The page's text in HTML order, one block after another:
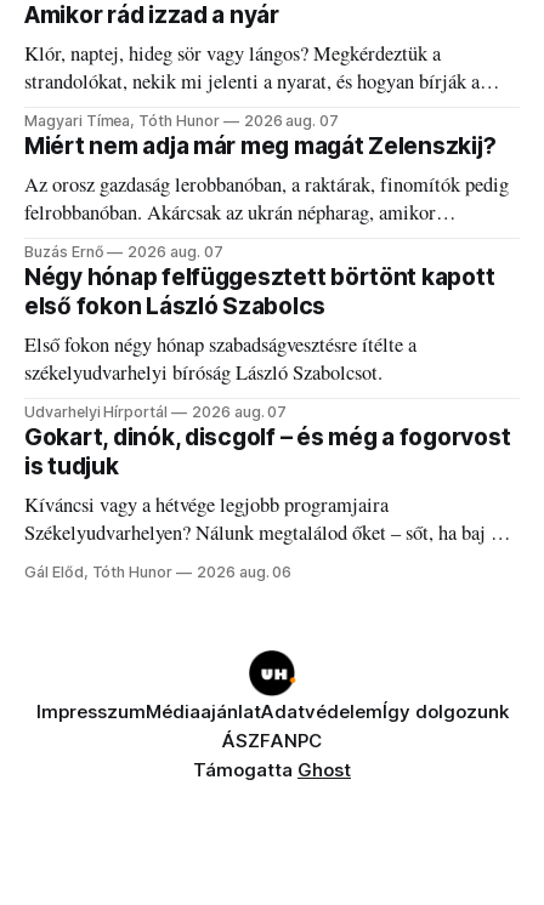
Amikor rád izzad a nyár
Klór, naptej, hideg sör vagy lángos? Megkérdeztük a
strandolókat, nekik mi jelenti a nyarat, és hogyan bírják a
kánikulát.
Magyari Tímea, Tóth Hunor 2026 aug. 07
Miért nem adja már meg magát Zelenszkij?
Az orosz gazdaság lerobbanóban, a raktárak, finomítók pedig
felrobbanóban. Akárcsak az ukrán népharag, amikor
elégedetlen vezetőivel.
Buzás Ernő 2026 aug. 07
Négy hónap felfüggesztett börtönt kapott
első fokon László Szabolcs
Első fokon négy hónap szabadságvesztésre ítélte a
székelyudvarhelyi bíróság László Szabolcsot.
Udvarhelyi Hírportál 2026 aug. 07
Gokart, dinók, discgolf – és még a fogorvost
is tudjuk
Kíváncsi vagy a hétvége legjobb programjaira
Székelyudvarhelyen? Nálunk megtalálod őket – sőt, ha baj van
a fogaddal, a fogorvosi ügyeletet is!
Gál Előd, Tóth Hunor 2026 aug. 06
ImpresszumMédiaajánlatAdatvédelemÍgy dolgozunk
ÁSZFANPC
Támogatta Ghost